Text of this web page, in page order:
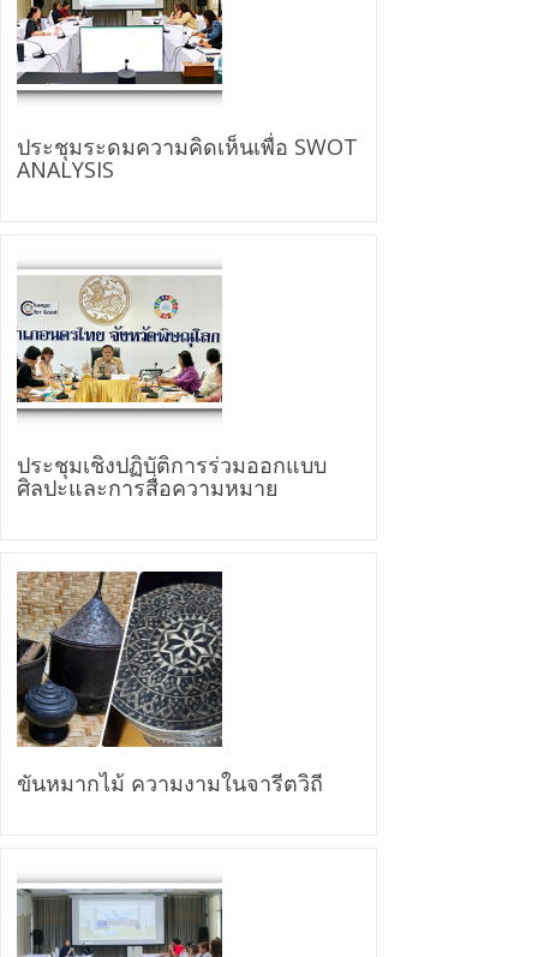
ประชุมระดมความคิดเห็นเพื่อ SWOT
ANALYSIS
ประชุมเชิงปฏิบัติการร่วมออกแบบ
ศิลปะและการสื่อความหมาย
ขันหมากไม้ ความงามในจารีตวิถี